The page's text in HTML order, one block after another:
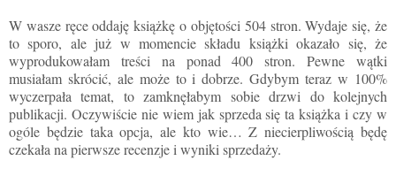
W wasze ręce oddaję książkę o objętości 504 stron. Wydaje się, że
to sporo, ale już w momencie składu książki okazało się, że
wyprodukowałam treści na ponad 400 stron. Pewne wątki
musiałam skrócić, ale może to i dobrze. Gdybym teraz w 100%
wyczerpała temat, to zamknęłabym sobie drzwi do kolejnych
publikacji. Oczywiście nie wiem jak sprzeda się ta książka i czy w
ogóle będzie taka opcja, ale kto wie… Z niecierpliwością będę
czekała na pierwsze recenzje i wyniki sprzedaży.